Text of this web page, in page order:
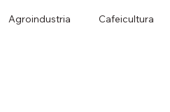
Agroindustria Cafeicultura